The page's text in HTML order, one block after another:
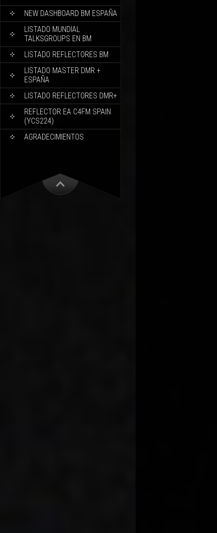
NEW DASHBOARD BM ESPAÑA
LISTADO MUNDIAL
TALKSGROUPS EN BM
LISTADO REFLECTORES BM
LISTADO MASTER DMR +
ESPAÑA
LISTADO REFLECTORES DMR+
REFLECTOR EA C4FM SPAIN
(YCS224)
AGRADECIMIENTOS